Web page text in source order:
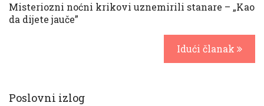
Misteriozni noćni krikovi uznemirili stanare – „Kao
da dijete jauče”
Idući članak
Poslovni izlog